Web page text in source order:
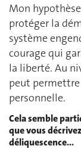
Mon
protéger la
système
courage qui
la liberté. Au
peut
personnelle.
Cela semble
que vous
déliquescence…